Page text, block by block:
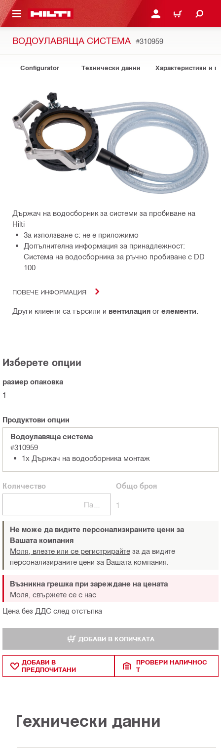
СЪДЪРЖАНИЕ ВЛЕЗ ИЛИ СЕ
КОЛИЧКА
ВОДОУЛАВЯЩА СИСТЕМА #310959
Configurator Технически данни Характеристики и
Държач на водосборник за системи за пробиване на
Hilti
За използване с: не е приложимо
Допълнителна информация за принадлежност:
Система на водосборника за ръчно пробиване с DD
100
ПОВЕЧЕ ИНФОРМАЦИЯ
Други клиенти са търсили и вентилация or елементи
Изберете опции
размер опаковка
1
Продуктови опции
Водоулавяща система
#310959
1x Държач на водосборника монтаж
Количество Общо броя
1
Не може да видите персонализираните цени за
Вашата компания
Моля, влезте или се регистрирайте за да видите
персонализираните цени за Вашата компания.
Цена без ДДС след отстъпка
Възникна грешка при зареждане на цената
Моля, свържете се с нас
ДОБАВИ В КОЛИЧКАТА
ДОБАВИ В
ПРЕДПОЧИТАНИ
ПРОВЕРИ НАЛИЧНОС
Т
Технически данни